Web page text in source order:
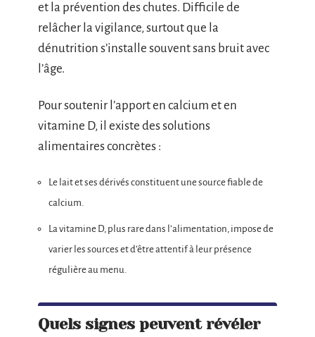
et la prévention des chutes. Difficile de
relâcher la vigilance, surtout que la
dénutrition s’installe souvent sans bruit avec
l’âge.
Pour soutenir l’apport en calcium et en
vitamine D, il existe des solutions
alimentaires concrètes :
Le lait et ses dérivés constituent une source fiable de
calcium.
La vitamine D, plus rare dans l’alimentation, impose de
varier les sources et d’être attentif à leur présence
régulière au menu.
Quels signes peuvent révéler